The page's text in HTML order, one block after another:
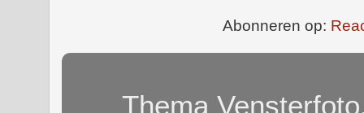
Abonneren op:
Thema